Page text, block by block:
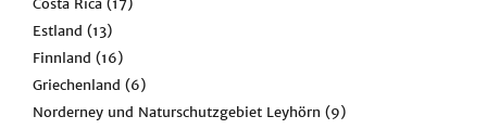
Costa Rica (17)
Estland (13)
Finnland (16)
Griechenland (6)
Norderney und Naturschutzgebiet Leyhörn (9)